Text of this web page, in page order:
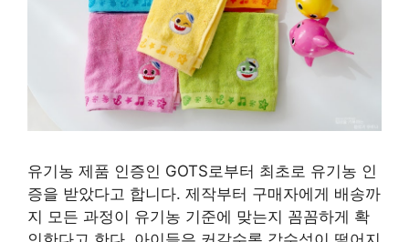
유기농 제품 인증인 GOTS로부터 최초로 유기농 인
증을 받았다고 합니다. 제작부터 구매자에게 배송까
지 모든 과정이 유기농 기준에 맞는지 꼼꼼하게 확